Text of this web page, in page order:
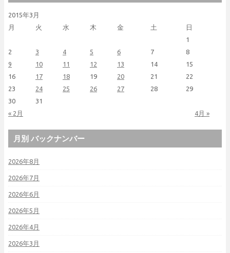
2015年3月
月
火 水 木 金 土 日
« 2月 4月 »
1
2
3 4 5 6 7
8
9
10 11 12 13 14
15
16
17 18 19 20 21
22
23
24 25 26 27 28
29
30
31
月別 バックナンバー
2026年8月
2026年7月
2026年6月
2026年5月
2026年4月
2026年3月